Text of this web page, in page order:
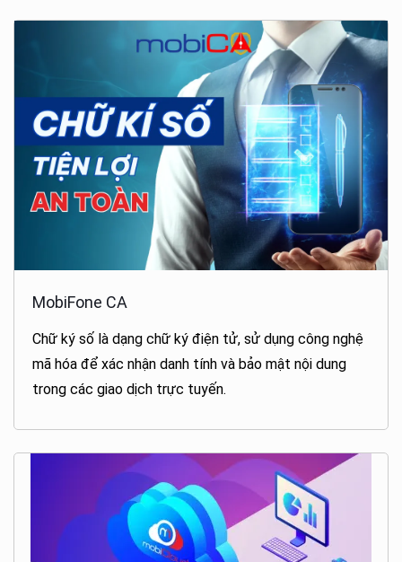
MobiFone CA
Chữ ký số là dạng chữ ký điện tử, sử dụng công nghệ
mã hóa để xác nhận danh tính và bảo mật nội dung
trong các giao dịch trực tuyến.